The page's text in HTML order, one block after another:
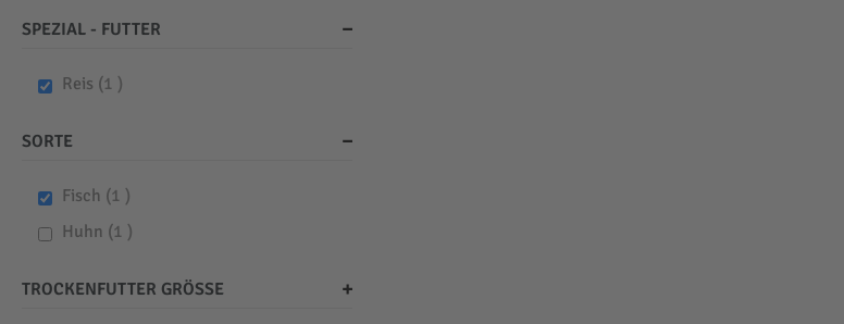
SPEZIAL - FUTTER
Reis 1 item
SORTE
Fisch 1 item
Huhn 1 item
TROCKENFUTTER GRÖSSE